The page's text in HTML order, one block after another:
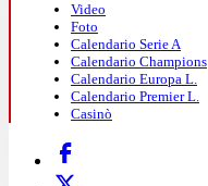
Video
Foto
Calendario Serie A
Calendario Champions
Calendario Europa L.
Calendario Premier L.
Casinò